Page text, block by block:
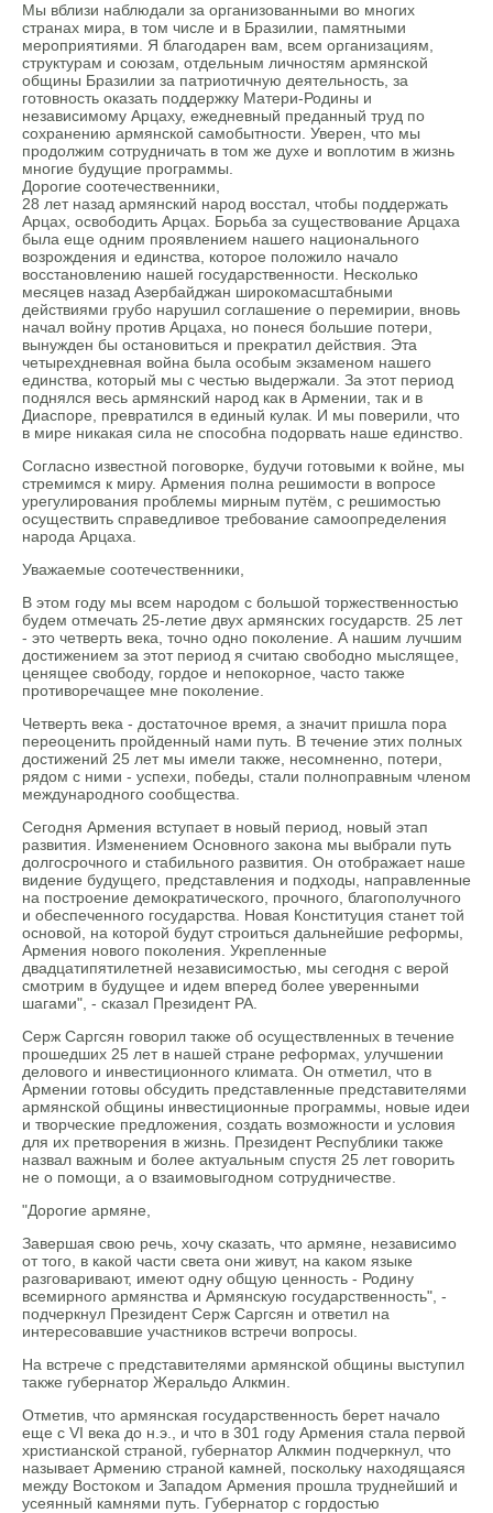
Мы вблизи наблюдали за организованными во многих
странах мира, в том числе и в Бразилии, памятными
мероприятиями. Я благодарен вам, всем организациям,
структурам и союзам, отдельным личностям армянской
общины Бразилии за патриотичную деятельность, за
готовность оказать поддержку Матери-Родины и
независимому Арцаху, ежедневный преданный труд по
сохранению армянской самобытности. Уверен, что мы
продолжим сотрудничать в том же духе и воплотим в жизнь
многие будущие программы.
Дорогие соотечественники,
28 лет назад армянский народ восстал, чтобы поддержать
Арцах, освободить Арцах. Борьба за существование Арцаха
была еще одним проявлением нашего национального
возрождения и единства, которое положило начало
восстановлению нашей государственности. Несколько
месяцев назад Азербайджан широкомасштабными
действиями грубо нарушил соглашение о перемирии, вновь
начал войну против Арцаха, но понеся большие потери,
вынужден бы остановиться и прекратил действия. Эта
четырехдневная война была особым экзаменом нашего
единства, который мы с честью выдержали. За этот период
поднялся весь армянский народ как в Армении, так и в
Диаспоре, превратился в единый кулак. И мы поверили, что
в мире никакая сила не способна подорвать наше единство.
Согласно известной поговорке, будучи готовыми к войне, мы
стремимся к миру. Армения полна решимости в вопросе
урегулирования проблемы мирным путём, с решимостью
осуществить справедливое требование самоопределения
народа Арцаха.
Уважаемые соотечественники,
В этом году мы всем народом с большой торжественностью
будем отмечать 25-летие двух армянских государств. 25 лет
- это четверть века, точно одно поколение. А нашим лучшим
достижением за этот период я считаю свободно мыслящее,
ценящее свободу, гордое и непокорное, часто также
противоречащее мне поколение.
Четверть века - достаточное время, а значит пришла пора
переоценить пройденный нами путь. В течение этих полных
достижений 25 лет мы имели также, несомненно, потери,
рядом с ними - успехи, победы, стали полноправным членом
международного сообщества.
Сегодня Армения вступает в новый период, новый этап
развития. Изменением Основного закона мы выбрали путь
долгосрочного и стабильного развития. Он отображает наше
видение будущего, представления и подходы, направленные
на построение демократического, прочного, благополучного
и обеспеченного государства. Новая Конституция станет той
основой, на которой будут строиться дальнейшие реформы,
Армения нового поколения. Укрепленные
двадцатипятилетней независимостью, мы сегодня с верой
смотрим в будущее и идем вперед более уверенными
шагами", - сказал Президент РА.
Серж Саргсян говорил также об осуществленных в течение
прошедших 25 лет в нашей стране реформах, улучшении
делового и инвестиционного климата. Он отметил, что в
Армении готовы обсудить представленные представителями
армянской общины инвестиционные программы, новые идеи
и творческие предложения, создать возможности и условия
для их претворения в жизнь. Президент Республики также
назвал важным и более актуальным спустя 25 лет говорить
не о помощи, а о взаимовыгодном сотрудничестве.
"Дорогие армяне,
Завершая свою речь, хочу сказать, что армяне, независимо
от того, в какой части света они живут, на каком языке
разговаривают, имеют одну общую ценность - Родину
всемирного армянства и Армянскую государственность", -
подчеркнул Президент Серж Саргсян и ответил на
интересовавшие участников встречи вопросы.
На встрече с представителями армянской общины выступил
также губернатор Жеральдо Алкмин.
Отметив, что армянская государственность берет начало
еще с VI века до н.э., и что в 301 году Армения стала первой
христианской страной, губернатор Алкмин подчеркнул, что
называет Армению страной камней, поскольку находящаяся
между Востоком и Западом Армения прошла труднейший и
усеянный камнями путь. Губернатор с гордостью